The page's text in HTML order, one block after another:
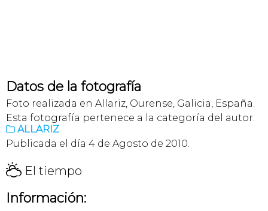
Datos de la fotografía
Foto realizada en Allariz, Ourense, Galicia, España.
Esta fotografía pertenece a la categoría del autor:
 ALLARIZ
Publicada el día 4 de Agosto de 2010.
H El tiempo
Información: